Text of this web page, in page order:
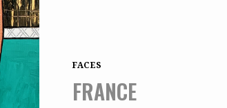
FACES
FRANCE